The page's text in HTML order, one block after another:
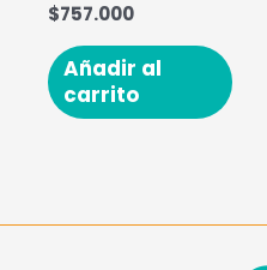
$757.000
Añadir al
carrito